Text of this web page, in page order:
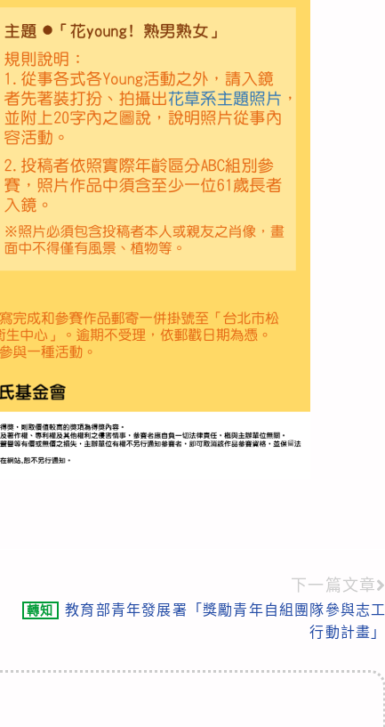
下一篇文章
轉知
教育部青年發展署「獎勵青年自組團隊參與志工
行動計畫」